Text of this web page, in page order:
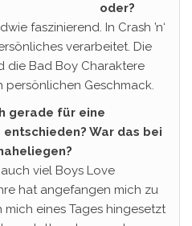
oder?
faszinierend. In Crash ’n‘
verarbeitet. Die
die Bad Boy Charaktere
persönlichen Geschmack.
gerade für eine
entschieden? War das bei
viel Boys Love
hat angefangen mich zu
eines Tages hingesetzt